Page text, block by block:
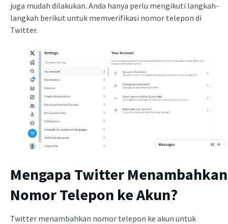
juga mudah dilakukan. Anda hanya perlu mengikuti langkah-
langkah berikut untuk memverifikasi nomor telepon di
Twitter.
Mengapa Twitter Menambahkan
Nomor Telepon ke Akun?
Twitter menambahkan nomor telepon ke akun untuk